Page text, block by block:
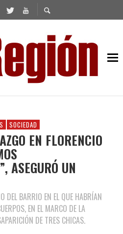
SOCIEDAD
EN FLORENCIO
ASEGURÓ UN
DEL BARRIO EN EL QUE HABRÍAN
EN EL MARCO DE LA
DE TRES CHICAS.